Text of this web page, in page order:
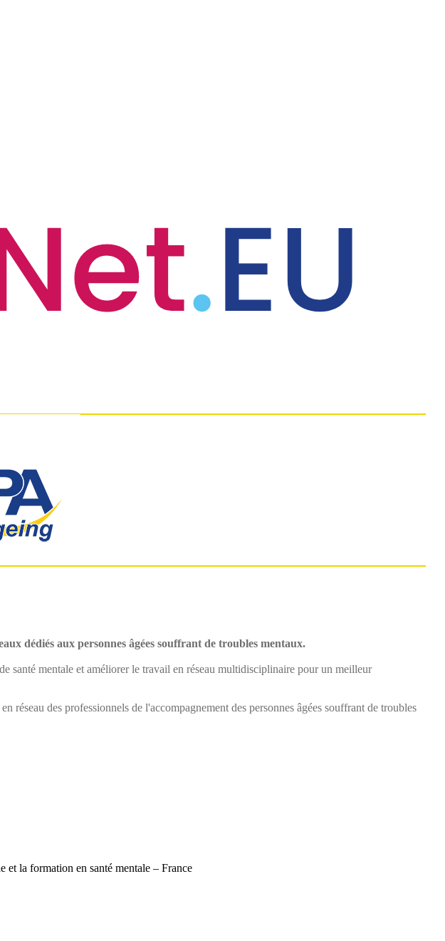
dédiés aux personnes âgées souffrant de troubles mentaux.
santé mentale et améliorer le travail en réseau multidisciplinaire pour un meilleur
des professionnels de l'accompagnement des personnes âgées souffrant de troubles
la formation en santé mentale – France